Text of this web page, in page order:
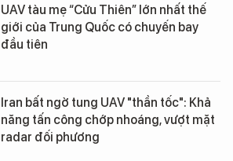
UAV tàu mẹ “Cửu Thiên” lớn nhất thế
giới của Trung Quốc có chuyến bay
đầu tiên
Iran bất ngờ tung UAV "thần tốc": Khả
năng tấn công chớp nhoáng, vượt mặt
radar đối phương